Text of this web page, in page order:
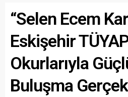
imkânlarına kavuşması
amacıyla kent genelindeki
yol yapım, bakım ve onarım
çalışmalarını aralıksız
sürdürüyor. Çalışmaları
bizzat yerinde denetleyen
“Selen Ecem
Eskişehir
Okurlarıyla
Buluşma